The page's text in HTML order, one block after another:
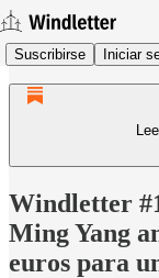
Suscribirse Iniciar
Windletter
Ming Yang
euros para